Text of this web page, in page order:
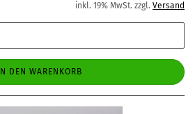
inkl. 19% MwSt. zzgl. Versand
IN DEN WARENKORB